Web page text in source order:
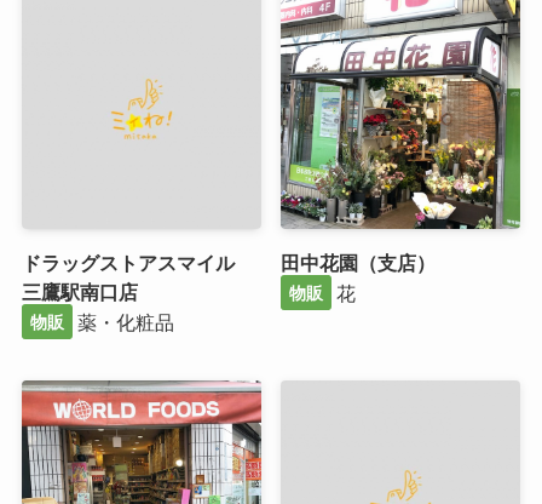
ドラッグストアスマイル
三鷹駅南口店
物販 薬・化粧品
田中花園（支店）
物販 花